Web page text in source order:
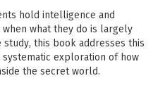
hold intelligence and
what they do is largely
study, this book addresses this
exploration of how
the secret world.